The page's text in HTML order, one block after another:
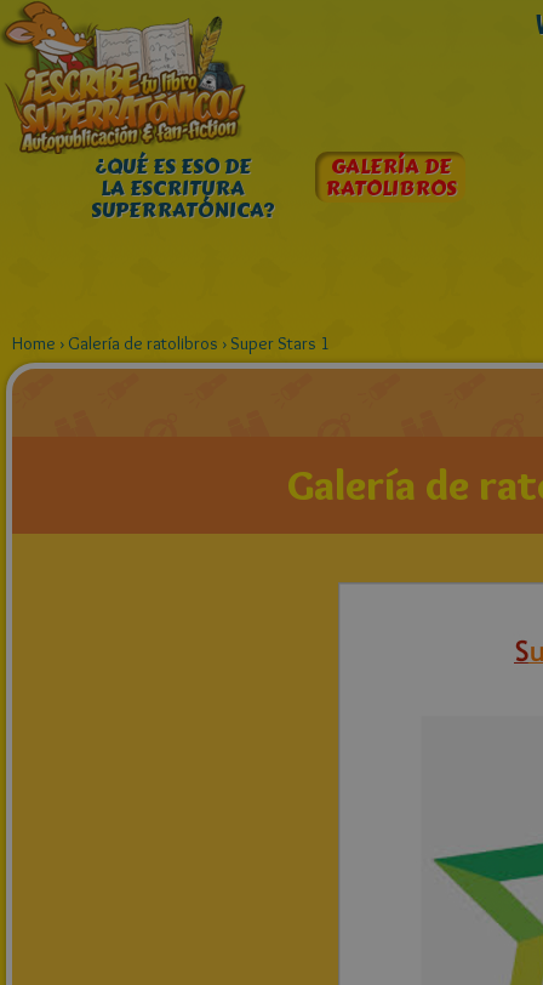
¿QUÉ ES ESO DE
LA ESCRITURA
SUPERRATÓNICA?
GALERÍA DE
RATOLIBROS
Home › Galería de ratolibros › Super Stars 1
Galería de